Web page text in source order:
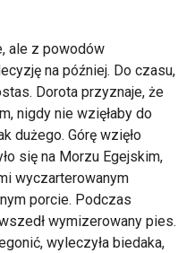
ale z powodów
na później. Do czasu,
Dorota przyznaje, że
nigdy nie wzięłaby do
dużego. Górę wzięło
się na Morzu Egejskim,
wyczarterowanym
porcie. Podczas
wymizerowany pies.
wyleczyła biedaka,